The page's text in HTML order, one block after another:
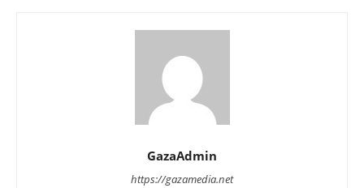
GazaAdmin
https://gazamedia.net